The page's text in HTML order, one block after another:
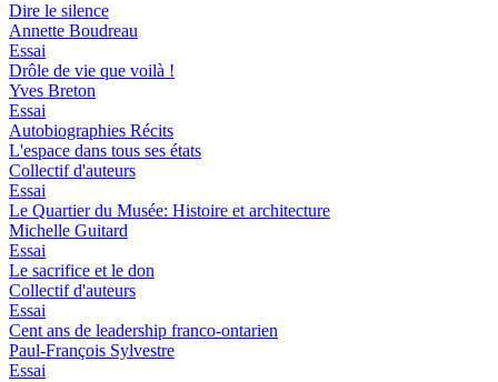
Dire le silence
Annette Boudreau
Essai
Drôle de vie que voilà !
Yves Breton
Essai
Autobiographies Récits
L'espace dans tous ses états
Collectif d'auteurs
Essai
Le Quartier du Musée: Histoire et architecture
Michelle Guitard
Essai
Le sacrifice et le don
Collectif d'auteurs
Essai
Cent ans de leadership franco-ontarien
Paul-François Sylvestre
Essai